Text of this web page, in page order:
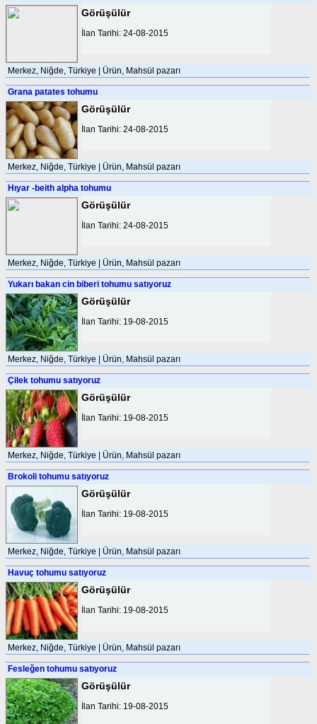
Görüşülür
İlan Tarihi: 24-08-2015
Merkez, Niğde, Türkiye | Ürün, Mahsül pazarı
Grana patates tohumu
Görüşülür
İlan Tarihi: 24-08-2015
Merkez, Niğde, Türkiye | Ürün, Mahsül pazarı
Hıyar -beith alpha tohumu
Görüşülür
İlan Tarihi: 24-08-2015
Merkez, Niğde, Türkiye | Ürün, Mahsül pazarı
Yukarı bakan cin biberi tohumu satıyoruz
Görüşülür
İlan Tarihi: 19-08-2015
Merkez, Niğde, Türkiye | Ürün, Mahsül pazarı
Çilek tohumu satıyoruz
Görüşülür
İlan Tarihi: 19-08-2015
Merkez, Niğde, Türkiye | Ürün, Mahsül pazarı
Brokoli tohumu satıyoruz
Görüşülür
İlan Tarihi: 19-08-2015
Merkez, Niğde, Türkiye | Ürün, Mahsül pazarı
Havuç tohumu satıyoruz
Görüşülür
İlan Tarihi: 19-08-2015
Merkez, Niğde, Türkiye | Ürün, Mahsül pazarı
Fesleğen tohumu satıyoruz
Görüşülür
İlan Tarihi: 19-08-2015